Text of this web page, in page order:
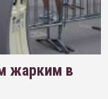
жарким в